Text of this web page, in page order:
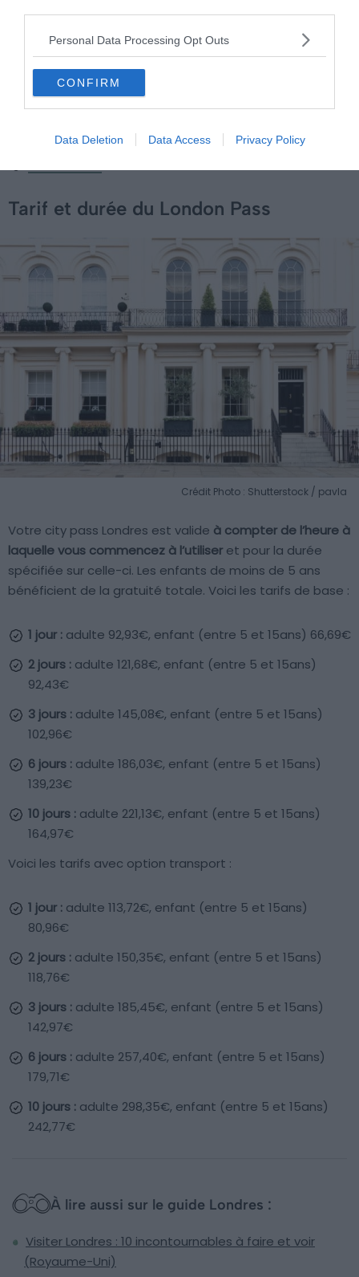
Personal Data Processing Opt Outs
CONFIRM
Data Deletion Data Access Privacy Policy
attractions moins conventionnelles grâce au city pass
Royal Albert Hall
Zoo de Londres
Jardin botanique de Chelsea
Tarif et durée du London Pass
Crédit Photo : Shutterstock / pavla
Votre city pass Londres est valide à compter de l’heure à
laquelle vous commencez à l’utiliser et pour la durée
spécifiée sur celle-ci. Les enfants de moins de 5 ans
bénéficient de la gratuité totale. Voici les tarifs de base :
1 jour : adulte 92,93€, enfant (entre 5 et 15ans) 66,69€
2 jours : adulte 121,68€, enfant (entre 5 et 15ans)
92,43€
3 jours : adulte 145,08€, enfant (entre 5 et 15ans)
102,96€
6 jours : adulte 186,03€, enfant (entre 5 et 15ans)
139,23€
10 jours : adulte 221,13€, enfant (entre 5 et 15ans)
164,97€
Voici les tarifs avec option transport :
1 jour : adulte 113,72€, enfant (entre 5 et 15ans)
80,96€
2 jours : adulte 150,35€, enfant (entre 5 et 15ans)
118,76€
3 jours : adulte 185,45€, enfant (entre 5 et 15ans)
142,97€
6 jours : adulte 257,40€, enfant (entre 5 et 15ans)
179,71€
10 jours : adulte 298,35€, enfant (entre 5 et 15ans)
242,77€
À lire aussi sur le guide Londres :
Visiter Londres : 10 incontournables à faire et voir
(Royaume-Uni)